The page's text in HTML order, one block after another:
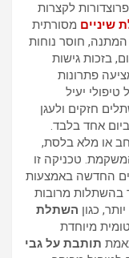
לקצרות
שיניים מסורתית
חוסר נוחות
בזכות גישות
פתרונות
טיפולי יעיל
חזקים ולעגן
אחד בלבד.
או מלא בלסת,
טכניקה זו
החדשה באמצעות
בהשתלות מרובות
כגון השתלת
מיוחדת
תותבת על גבי